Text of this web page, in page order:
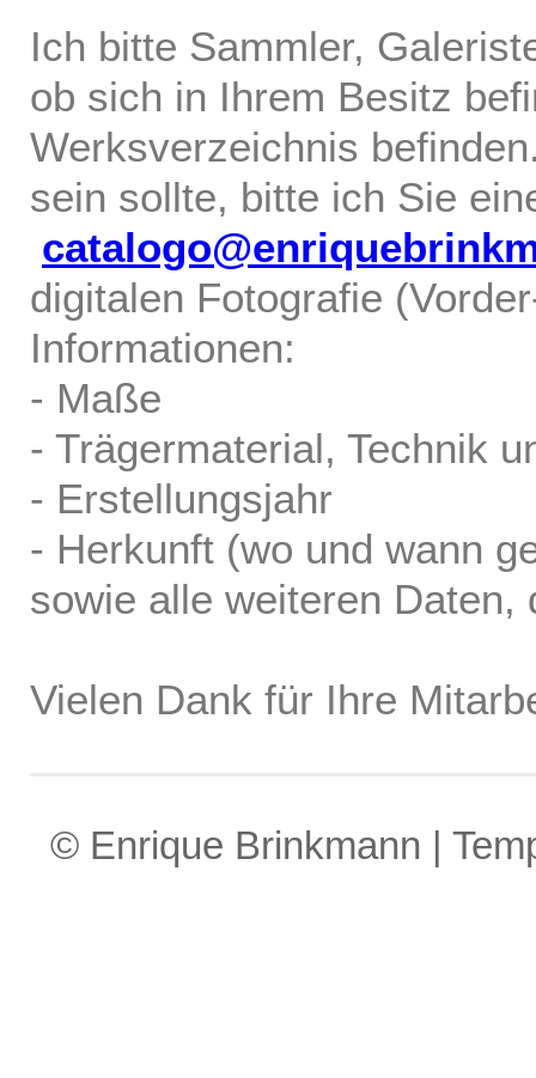
Ich bitte Sammler,
ob sich in Ihrem Besitz
Werksverzeichnis
sein sollte, bitte ich Sie
digitalen Fotografie
Informationen:
- Maße
- Trägermaterial, Technik
- Erstellungsjahr
- Herkunft (wo und wann
sowie alle weiteren
Vielen Dank für Ihre
© Enrique Brinkmann |